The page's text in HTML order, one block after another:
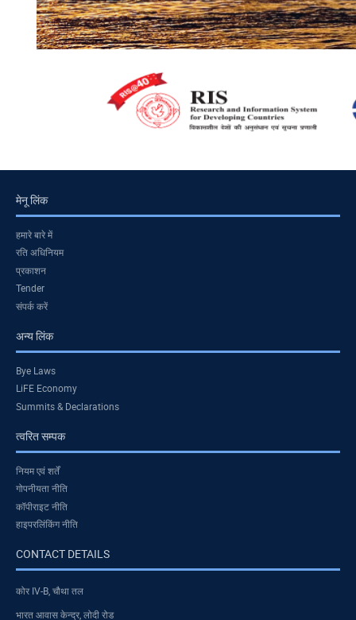
मेनू लिंक
हमारे बारे में
रति अधिनियम
प्रकाशन
Tender
संपर्क करें
अन्य लिंक
Bye Laws
LiFE Economy
Summits & Declarations
त्वरित सम्पक
नियम एवं शर्तें
गोपनीयता नीति
कॉपीराइट नीति
हाइपरलिंकिंग नीति
CONTACT DETAILS
कोर IV-B, चौथा तल
भारत आवास केन्द्र, लोदी रोड